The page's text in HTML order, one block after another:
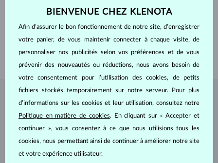
8.10 mm
PROFONDEUR 10.10 mm
LONGEUR 420 mm
POIDS 1.9 g
BIJOUX DEL'ATELIER KLENOTA
BIENVENUE CHEZ KLENOTA
Afin d’assurer le bon fonctionnement de notre site, d’enregistrer
votre panier, de vous maintenir connecter à chaque visite, de
personnaliser nos publicités selon vos préférences et de vous
prévenir des nouveautés ou réductions, nous avons besoin de
votre consentement pour l’utilisation des cookies, de petits
fichiers stockés temporairement sur notre serveur. Pour plus
d’informations sur les cookies et leur utilisation, consultez notre
Politique en matière de cookies. En cliquant sur « Accepter et
continuer », vous consentez à ce que nous utilisions tous les
cookies, nous permettant ainsi de continuer à améliorer notre site
et votre expérience utilisateur.